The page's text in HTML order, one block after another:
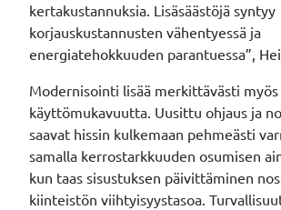
kertakustannuksia. Lisäsäästöjä syntyy
korjauskustannusten vähentyessä ja
energiatehokkuuden parantuessa”,
Modernisointi lisää merkittävästi myös
käyttömukavuutta. Uusittu ohjaus ja
saavat hissin kulkemaan pehmeästi
samalla kerrostarkkuuden osumisen
kun taas sisustuksen päivittäminen
kiinteistön viihtyisyystasoa.